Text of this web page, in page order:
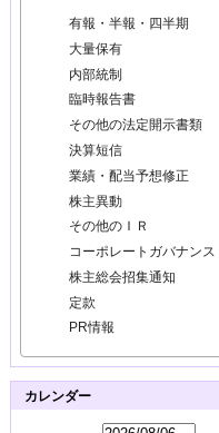
有報・半報・四半期
大量保有
内部統制
臨時報告書
その他の法定開示書類
決算短信
業績・配当予想修正
株主異動
その他のＩＲ
コーポレートガバナンス
株主総会招集通知
定款
PR情報
カレンダー